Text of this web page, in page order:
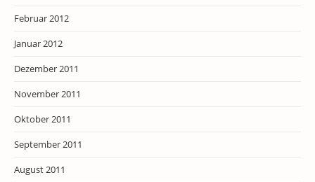
Februar 2012
Januar 2012
Dezember 2011
November 2011
Oktober 2011
September 2011
August 2011